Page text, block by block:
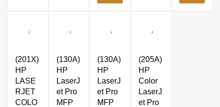
(201X)
HP
LASE
RJET
COLO
(130A)
HP
LaserJ
et Pro
MFP
(130A)
HP
LaserJ
et Pro
MFP
(205A)
HP
Color
LaserJ
et Pro